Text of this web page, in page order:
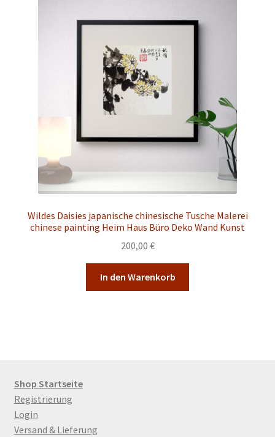
Wildes Daisies japanische chinesische Tusche Malerei
chinese painting Heim Haus Büro Deko Wand Kunst
200,00 €
In den Warenkorb
Shop Startseite
Registrierung
Login
Versand & Lieferung